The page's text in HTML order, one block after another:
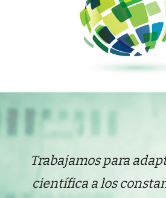
Trabajamospara
científica a los